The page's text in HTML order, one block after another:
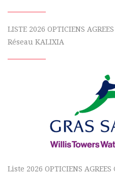
LISTE 2026 OPTICIENS
Réseau KALIXIA
Liste 2026 OPTICIENS